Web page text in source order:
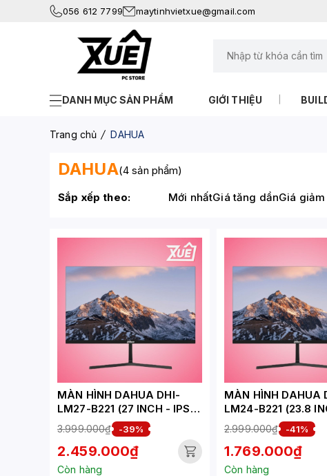
056 612 7799 maytinhvietxue@gmail.com
DANH MỤC SẢN PHẨM GIỚI THIỆU
Trang chủ DAHUA
DAHUA(4 sản phẩm)
Sắp xếp theo: Mới nhấtGiá tăng dầnGiá
MÀN HÌNH DAHUA DHI-
LM27-B221 (27 INCH - IPS -
FHD - 5MS - 144HZ)
3.999.000₫ -39%
2.459.000₫
Còn hàng
MÀN HÌNH DAHUA
LM24-B221 (23.8
- FHD - 5MS -
2.999.000₫ -41%
1.769.000₫
Còn hàng